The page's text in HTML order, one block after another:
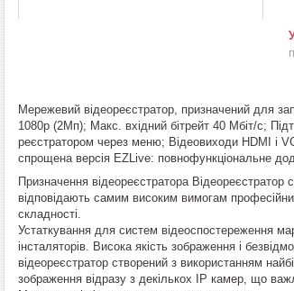
Мережевий відеореєстратор, призначений для
1080р (2Мп); Макс. вхідний бітрейт 40 Мбіт/с;
реєстратором через меню; Відеовиходи HDMI і
спрощена версія EZLive: повнофункціональне
Призначення відеореєстратора
відповідають самим високим вимогам
складності.
Устаткування для систем відеоспостереження
інсталяторів. Висока якість зображення і
відеореєстратор створений з використанням
зображення відразу з декількох IP камер, що